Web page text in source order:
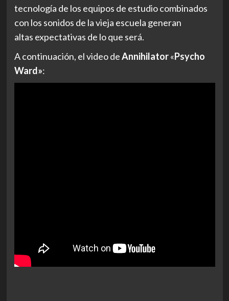
tecnología de los equipos de estudio combinados
con los sonidos de la vieja escuela generan
altas expectativas de lo que será.
A continuación, el video deAnnihilator«Psycho
Ward»: